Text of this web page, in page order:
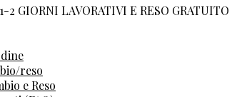
2 GIORNI LAVORATIVI E RESO GRATUITO
reso
e Reso